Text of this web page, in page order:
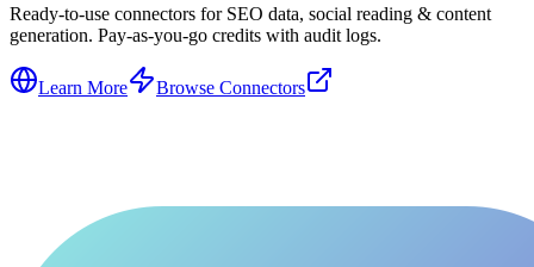
Ready-to-use connectors for SEO data, social reading & content
generation. Pay-as-you-go credits with audit logs.
Learn More Browse Connectors